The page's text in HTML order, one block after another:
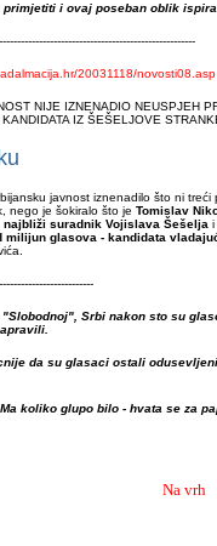
primjetiti i ovaj poseban oblik
20031118/novosti08.asp
NIJE IZNENADIO NEUSPJEH
IZ ŠEŠELJOVE
javnost iznenadilo što ni
nego je šokiralo što je Tomislav
najbliži suradnik Vojislava Šešelja i
milijun glasova - kandidata
"Slobodnoj", Srbi nakon sto su
da su glasaci ostali
koliko glupo bilo - hvata se za
Na vrh